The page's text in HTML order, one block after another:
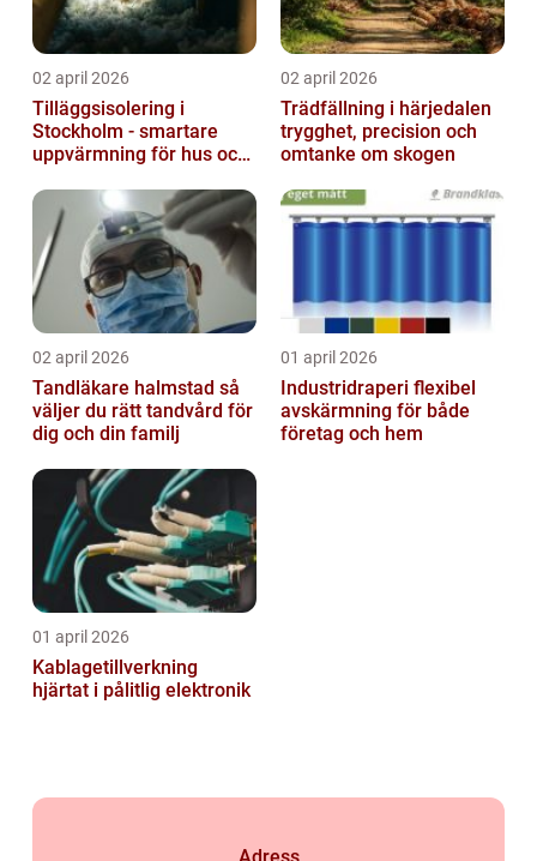
02 april 2026
Tilläggsisolering i
Stockholm - smartare
uppvärmning för hus och
02 april 2026
Trädfällning i härjedalen
trygghet, precision och
omtanke om skogen
02 april 2026
Tandläkare halmstad så
väljer du rätt tandvård för
dig och din familj
01 april 2026
Industridraperi flexibel
avskärmning för både
företag och hem
01 april 2026
Kablagetillverkning
hjärtat i pålitlig elektronik
Adress